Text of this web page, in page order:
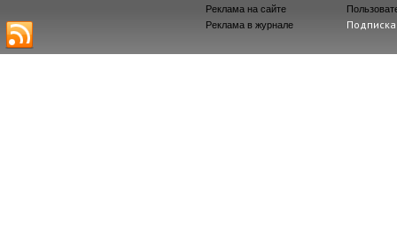
Реклама на сайте
Реклама в журнале